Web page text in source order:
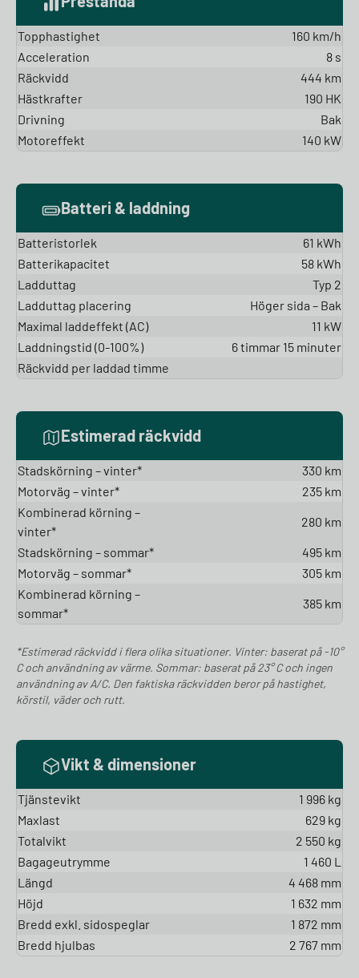
Topphastighet
160 km/h
Acceleration
8 s
Räckvidd
444 km
Hästkrafter
190 HK
Drivning
Bak
Motoreffekt
140 kW
Batteri & laddning
Batteristorlek
61 kWh
Batterikapacitet
58 kWh
Ladduttag
Typ 2
Ladduttag placering
Höger sida – Bak
Maximal laddeffekt (AC)
11 kW
Laddningstid (0-100%)
6 timmar 15 minuter
Räckvidd per laddad timme
Estimerad räckvidd
Stadskörning – vinter*
330 km
Motorväg – vinter*
235 km
Kombinerad körning –
vinter*
280 km
Stadskörning – sommar*
495 km
Motorväg – sommar*
305 km
Kombinerad körning –
sommar*
385 km
*Estimerad räckvidd i flera olika situationer. Vinter: baserat på -10°
C och användning av värme. Sommar: baserat på 23° C och ingen
användning av A/C. Den faktiska räckvidden beror på hastighet,
körstil, väder och rutt.
Vikt & dimensioner
Tjänstevikt
1 996 kg
Maxlast
629 kg
Totalvikt
2 550 kg
Bagageutrymme
1 460 L
Längd
4 468 mm
Höjd
1 632 mm
Bredd exkl. sidospeglar
1 872 mm
Bredd hjulbas
2 767 mm